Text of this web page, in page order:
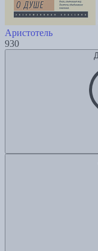
Аристотель
930